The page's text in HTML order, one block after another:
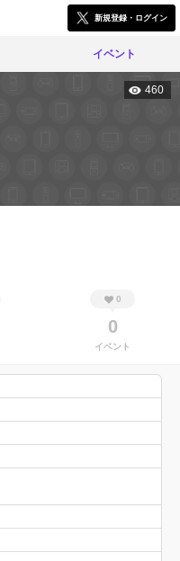
新規登録・ログイン
イベント
460
0
0
イベント